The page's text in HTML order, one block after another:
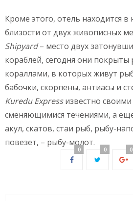
Кроме этого, отель находится в
близости от двух живописных
Shipyard– место двух
кораблей, сегодня они
кораллами, в которых живут
бабочки, скорпены, антиасы и
Kuredu Expressизвестно
сменяющимися течениями, а
акул, скатов, стаи рыб, рыбу-
повезет, – рыбу-молот.
0 0 0